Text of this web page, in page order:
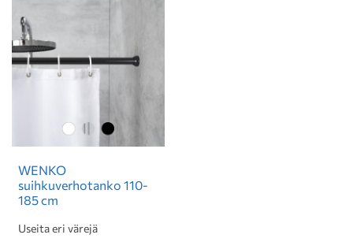
WENKO
suihkuverhotanko 110-
185 cm
Useita eri värejä